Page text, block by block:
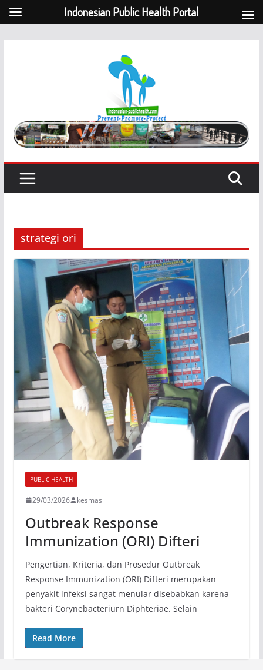
strategi ori
PUBLIC HEALTH
29/03/2026 kesmas
Outbreak Response
Immunization (ORI) Difteri
Pengertian, Kriteria, dan Prosedur Outbreak
Response Immunization (ORI) Difteri merupakan
penyakit infeksi sangat menular disebabkan karena
bakteri Corynebacteriurn Diphteriae. Selain
Read More
Indonesian Public Health Portal